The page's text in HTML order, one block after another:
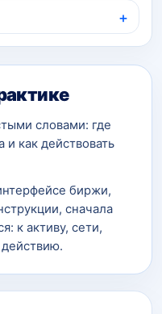
словами: где
и как действовать
биржи,
сначала
к активу, сети,